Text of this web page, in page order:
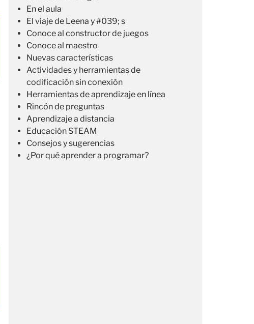
En el aula
El viaje de Leena y #039; s
Conoce al constructor de juegos
Conoce al maestro
Nuevas características
Actividades y herramientas de
codificación sin conexión
Herramientas de aprendizaje en línea
Rincón de preguntas
Aprendizaje a distancia
Educación STEAM
Consejos y sugerencias
¿Por qué aprender a programar?